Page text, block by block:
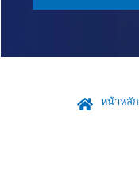
หน้าหลัก